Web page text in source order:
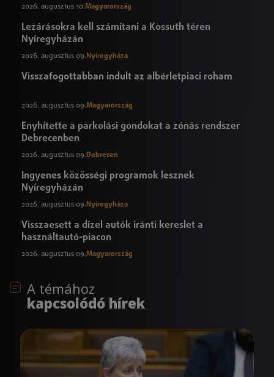
2026. augusztus 10.Magyarország
Lezárásokra kell számítani a Kossuth téren
Nyíregyházán
2026. augusztus 09. Nyíregyháza
Visszafogottabban indult az albérletpiaci roham
2026. augusztus 09.Magyarország
Enyhítette a parkolási gondokat a zónás rendszer
Debrecenben
2026. augusztus 09.Debrecen
Ingyenes közösségi programok lesznek
Nyíregyházán
2026. augusztus 09. Nyíregyháza
Visszaesett a dízel autók iránti kereslet a
használtautó-piacon
2026. augusztus 09.Magyarország
A témához
kapcsolódó hírek